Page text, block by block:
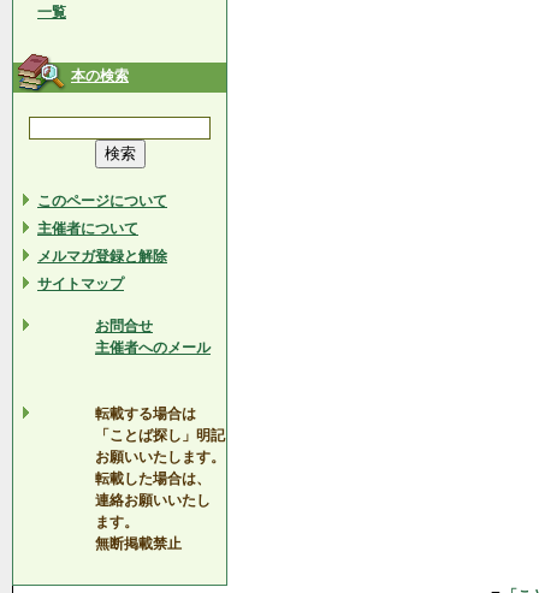
一覧
本の検索
このページについて
主催者について
メルマガ登録と解除
サイトマップ
お問合せ
主催者へのメール
転載する場合は
「ことば探し」明記
お願いいたします。
転載した場合は、
連絡お願いいたし
ます。
無断掲載禁止